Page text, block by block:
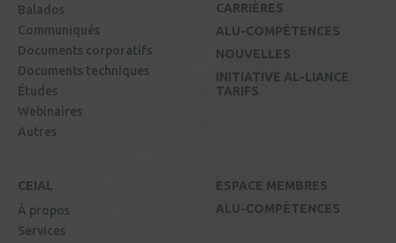
Balados
Communiqués
Documents corporatifs
Documents techniques
Études
Webinaires
Autres
CARRIÈRES
ALU-COMPÉTENCES
NOUVELLES
INITIATIVE AL-LIANCE
TARIFS
CEIAL
À propos
Services
ESPACE MEMBRES
ALU-COMPÉTENCES